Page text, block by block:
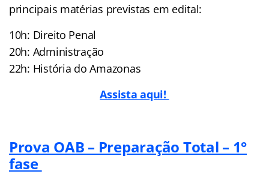
principais matérias previstas em edital:
10h: Direito Penal
20h: Administração
22h: História do Amazonas
Assista aqui!
Prova OAB – Preparação Total – 1°
fase